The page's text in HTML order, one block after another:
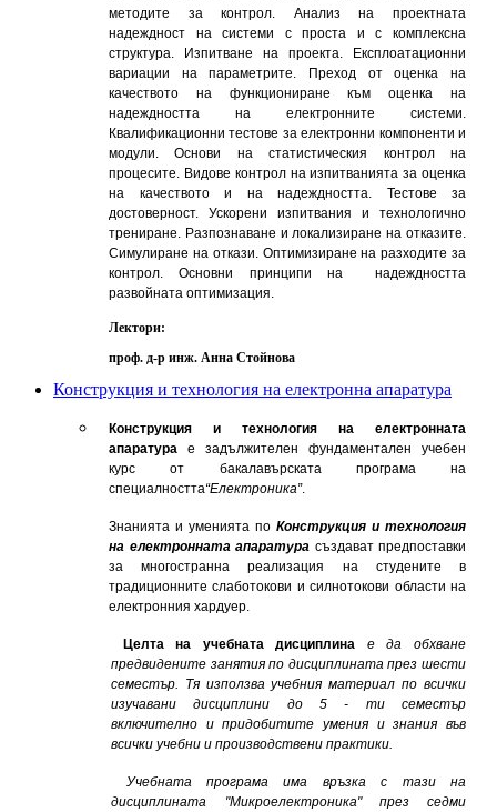
методите за контрол. Анализ на проектната
надеждност на системи с проста и с комплексна
структура. Изпитване на проекта. Експлоатационни
вариации на параметрите. Преход от оценка на
качеството на функциониране към оценка на
надеждността на електронните системи.
Квалификационни тестове за електронни компоненти и
модули. Основи на статистическия контрол на
процесите. Видове контрол на изпитванията за оценка
на качеството и на надеждността. Тестове за
достоверност. Ускорени изпитвания и технологично
трениране. Разпознаване и локализиране на отказите.
Симулиране на откази. Оптимизиране на разходите за
контрол. Основни принципи на надеждността
развойната оптимизация.
Лектори:
проф. д-р инж. Анна Стойнова
Конструкция и технология на електронна апаратура
Конструкция и технология на електронната
апаратура е задължителен фундаментален учебен
курс от бакалавърската програма на
специалността“Електроника”.
Знанията и уменията по Конструкция и технология
на електронната апаратура създават предпоставки
за многостранна реализация на студените в
традиционните слаботокови и силнотокови области на
електронния хардуер.
Целта на учебната дисциплина
е да обхване
предвидените занятия по дисциплината през шести
семестър. Тя използва учебния материал по всички
изучавани дисциплини до 5 - ти семестър
включително и придобитите умения и знания във
всички учебни и производствени практики.
Учебната програма има връзка с тази на
дисциплината "Микроелектроника" през седми